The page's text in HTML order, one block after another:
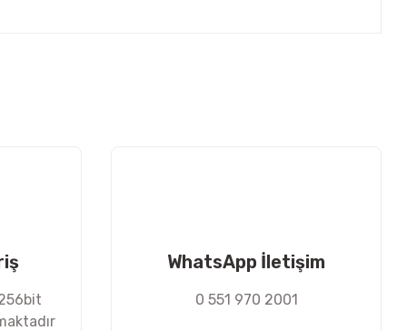
WhatsApp İletişim
0 551 970 2001